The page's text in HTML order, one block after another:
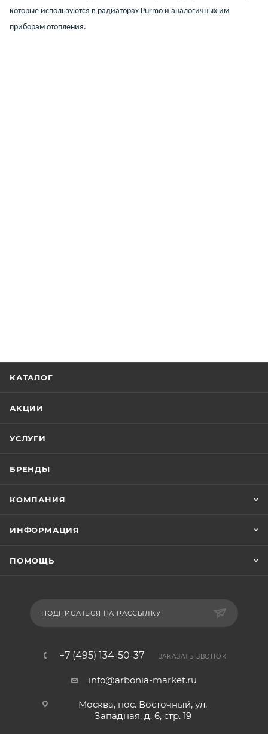
которые используются в радиаторах Purmo и аналогичных им
приборам отопления.
КАТАЛОГ
АКЦИИ
УСЛУГИ
БРЕНДЫ
КОМПАНИЯ
ИНФОРМАЦИЯ
ПОМОЩЬ
ПОДПИСАТЬСЯ НА РАССЫЛКУ
+7 (495) 134-50-37 ЗАКАЗАТЬ ЗВОНОК
info@arbonia-market.ru
Москва, пос. Восточный, ул.
Западная, д. 6, стр. 19